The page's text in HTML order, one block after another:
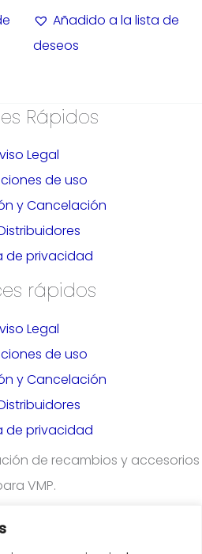
Añadido a la lista de
deseos
Rápidos
Legal
de uso
y Cancelación
de privacidad
rápidos
Legal
de uso
y Cancelación
de privacidad
de recambios y accesorios
VMP.
en nuestra plataforma para